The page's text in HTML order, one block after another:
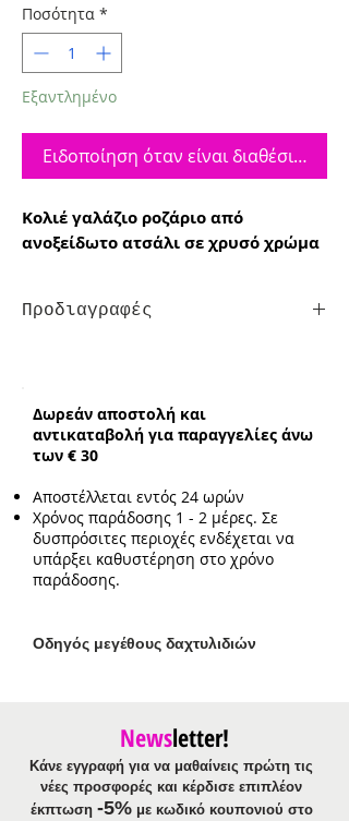
Ποσότητα *
Εξαντλημένο
Ειδοποίηση όταν είναι διαθέσιμο
Κολιέ γαλάζιο ροζάριο από
ανοξείδωτο ατσάλι σε χρυσό χρώμα
Προδιαγραφές
Ενδεικτικό πλάτος:0.3cm
Δωρεάν αποστολή και
αντικαταβολή για παραγγελίες άνω
των € 30
Αποστέλλεται εντός 24 ωρών
Χρόνος παράδοσης 1 - 2 μέρες. Σε
δυσπρόσιτες περιοχές ενδέχεται να
υπάρξει καθυστέρηση στο χρόνο
παράδοσης.
Οδηγός μεγέθους δαχτυλιδιών
Newsletter!
Κάνε εγγραφή για να μαθαίνεις πρώτη τις
νέες προσφορές και κέρδισε επιπλέον
έκπτωση -5%με κωδικό κουπονιού στο